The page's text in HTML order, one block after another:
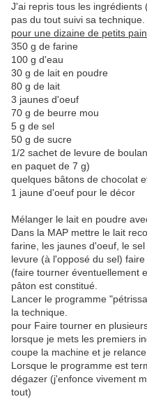
J'ai repris tous les
pas du tout suivi sa technique.
pour une dizaine de petits
350 g de farine
100 g d'eau
30 g de lait en poudre
80 g de lait
3 jaunes d'oeuf
70 g de beurre mou
5 g de sel
50 g de sucre
1/2 sachet de levure de
en paquet de 7 g)
quelques bâtons de chocolat
1 jaune d'oeuf pour le décor
Mélanger le lait en poudre
Dans la MAP mettre le lait
farine, les jaunes d'oeuf, le
levure (à l'opposé du sel)
(faire tourner éventuellement
pâton est constitué.
Lancer le programme
la technique.
pour Faire tourner en
lorsque je mets les premiers
coupe la machine et je
Lorsque le programme est
dégazer (j'enfonce vivement
tout)